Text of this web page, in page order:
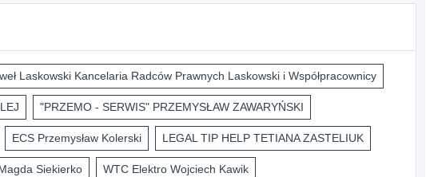
Laskowski Kancelaria Radców Prawnych Laskowski i Współpracownicy
"PRZEMO - SERWIS" PRZEMYSŁAW ZAWARYŃSKI
ECS Przemysław Kolerski LEGAL TIP HELP TETIANA ZASTELIUK
Siekierko WTC Elektro Wojciech Kawik